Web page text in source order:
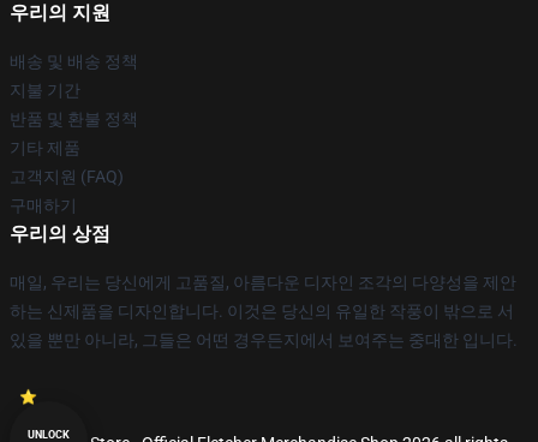
우리의 지원
배송 및 배송 정책
지불 기간
반품 및 환불 정책
기타 제품
고객지원 (FAQ)
구매하기
우리의 상점
매일, 우리는 당신에게 고품질, 아름다운 디자인 조각의 다양성을 제안
하는 신제품을 디자인합니다. 이것은 당신의 유일한 작풍이 밖으로 서
있을 뿐만 아니라, 그들은 어떤 경우든지에서 보여주는 중대한 입니다.
UNLOCK